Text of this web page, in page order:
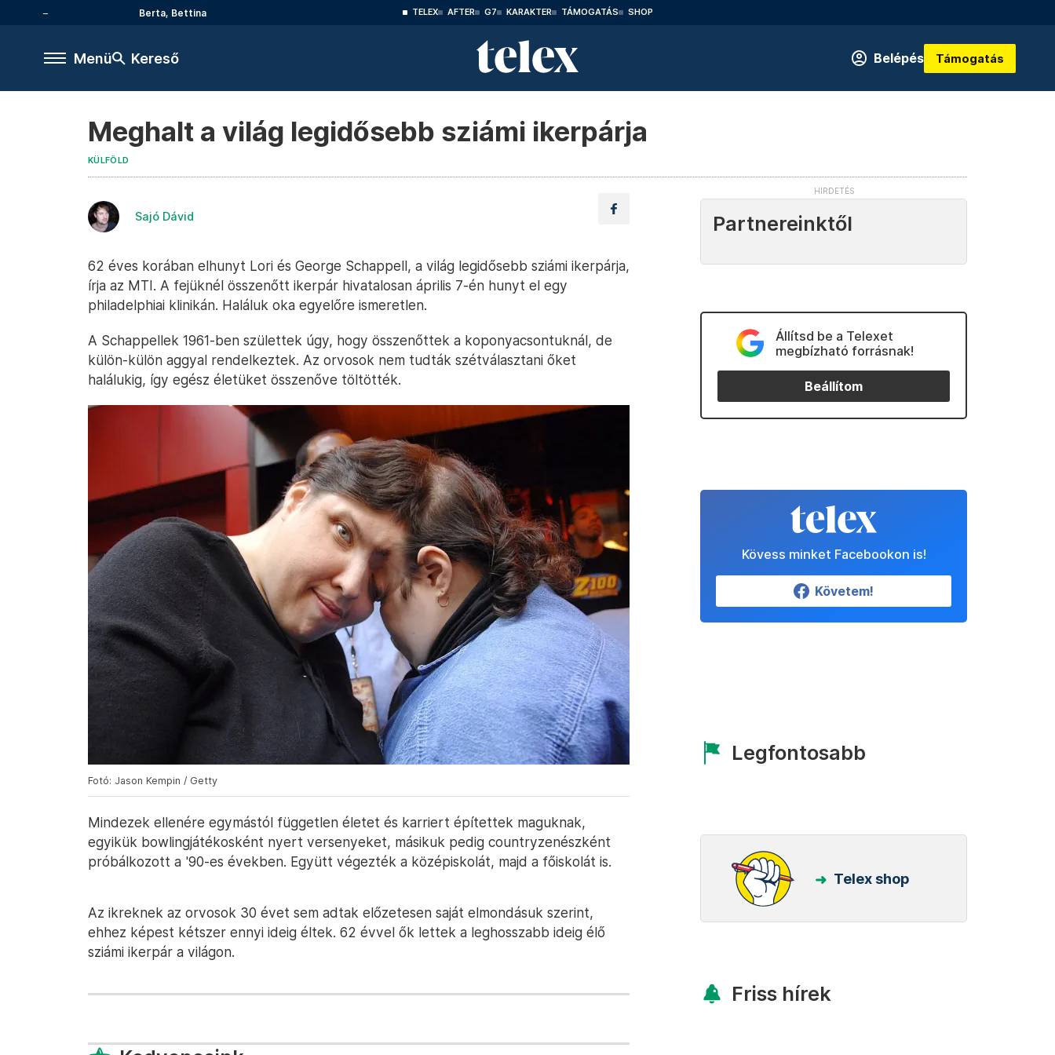
Berta, Bettina TELEX AFTER G7 KARAKTER TÁMOGATÁS SHOP
Menü Kereső Belépés Támogatás
Meghalt a világ legidősebb sziámi ikerpárja
KÜLFÖLD
Sajó Dávid
62 éves korában elhunyt Lori és George Schappell, a világ legidősebb sziámi ikerpárja,
írja az MTI. A fejüknél összenőtt ikerpár hivatalosan április 7-én hunyt el egy
philadelphiai klinikán. Haláluk oka egyelőre ismeretlen.
A Schappellek 1961-ben születtek úgy, hogy összenőttek a koponyacsontuknál, de
külön-külön aggyal rendelkeztek. Az orvosok nem tudták szétválasztani őket
halálukig, így egész életüket összenőve töltötték.
Fotó: Jason Kempin / Getty
Mindezek ellenére egymástól független életet és karriert építettek maguknak,
egyikük bowlingjátékosként nyert versenyeket, másikuk pedig countryzenészként
próbálkozott a '90-es években. Együtt végezték a középiskolát, majd a főiskolát is.
Az ikreknek az orvosok 30 évet sem adtak előzetesen saját elmondásuk szerint,
ehhez képest kétszer ennyi ideig éltek. 62 évvel ők lettek a leghosszabb ideig élő
sziámi ikerpár a világon.
Partnereinktől
Állítsd be a Telexet
megbízható forrásnak!
Beállítom
Kövess minket Facebookon is!
Követem!
Legfontosabb
Telex shop
Friss hírek